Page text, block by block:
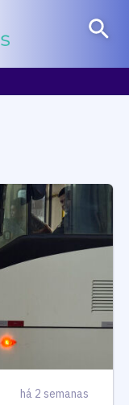
há 2 semanas